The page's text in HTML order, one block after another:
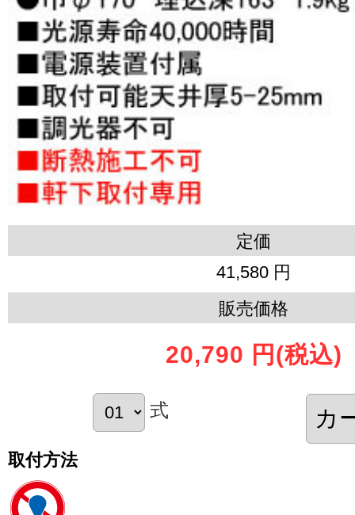
定価
41,580 円
販売価格
20,790 円 (税込)
式
取付方法